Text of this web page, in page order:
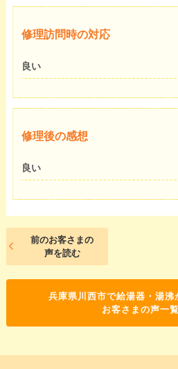
修理訪問時の対応
良い
修理後の感想
良い
前のお客さまの
声を読む
兵庫県川西市で給湯器・湯沸
お客さまの声一